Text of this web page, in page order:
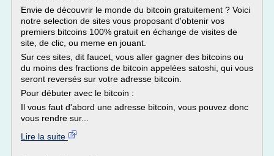
Envie de découvrir le monde du bitcoin gratuitement ? Voici
notre selection de sites vous proposant d'obtenir vos
premiers bitcoins 100% gratuit en échange de visites de
site, de clic, ou meme en jouant.
Sur ces sites, dit faucet, vous aller gagner des bitcoins ou
du moins des fractions de bitcoin appelées satoshi, qui vous
seront reversés sur votre adresse bitcoin.
Pour débuter avec le bitcoin :
Il vous faut d'abord une adresse bitcoin, vous pouvez donc
vous rendre sur...
Lire la suite